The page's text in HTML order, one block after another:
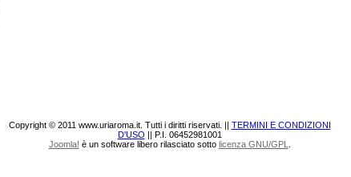
Copyright © 2011 www.uriaroma.it. Tutti i diritti riservati. || TERMINI E CONDIZIONI
D'USO || P.I. 06452981001
Joomla! è un software libero rilasciato sotto licenza GNU/GPL